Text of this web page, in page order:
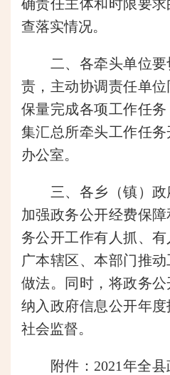
确责任主体和时限要
查落实情况。
二、各牵头单位要
责，主动协调责任单
保量完成各项工作任
集汇总所牵头工作任
办公室。
三、各乡（镇）政
加强政务公开经费保
务公开工作有人抓、
广本辖区、本部门推
做法。同时，将政务
纳入政府信息公开年
社会监督。
附件：2021年全县